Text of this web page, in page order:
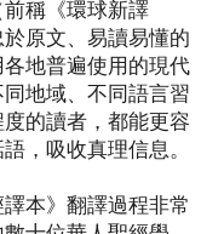
稱《環球新譯
原文、易讀易懂的
地普遍使用的現代
地域、不同語言習
的讀者，都能更容
，吸收真理信息。
本》翻譯過程非常